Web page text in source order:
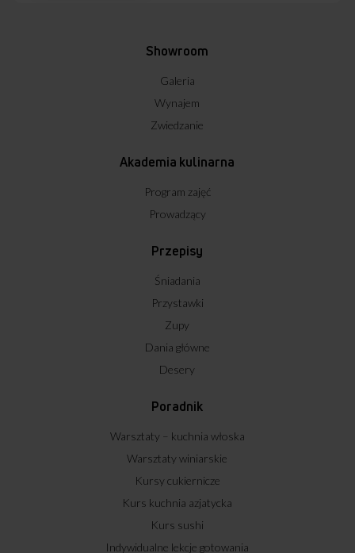
Showroom
Galeria
Wynajem
Zwiedzanie
Akademia kulinarna
Program zajęć
Prowadzący
Przepisy
Śniadania
Przystawki
Zupy
Dania główne
Desery
Poradnik
Warsztaty – kuchnia włoska
Warsztaty winiarskie
Kursy cukiernicze
Kurs kuchnia azjatycka
Kurs sushi
Indywidualne lekcje gotowania